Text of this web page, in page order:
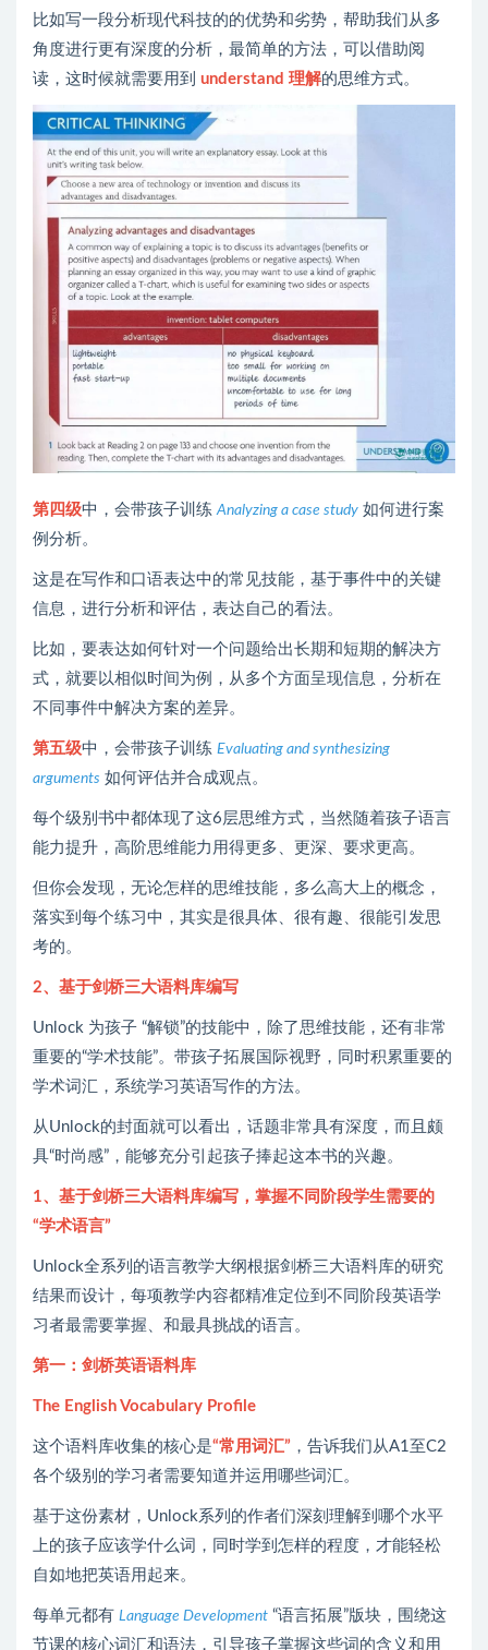
比如写一段分析现代科技的的优势和劣势，帮助我们从多
角度进行更有深度的分析，最简单的方法，可以借助阅
读，这时候就需要用到 understand 理解的思维方式。
第四级中，会带孩子训练 Analyzing a case study 如何进行案
例分析。
这是在写作和口语表达中的常见技能，基于事件中的关键
信息，进行分析和评估，表达自己的看法。
比如，要表达如何针对一个问题给出长期和短期的解决方
式，就要以相似时间为例，从多个方面呈现信息，分析在
不同事件中解决方案的差异。
第五级中，会带孩子训练 Evaluating and synthesizing
arguments 如何评估并合成观点。
每个级别书中都体现了这6层思维方式，当然随着孩子语言
能力提升，高阶思维能力用得更多、更深、要求更高。
但你会发现，无论怎样的思维技能，多么高大上的概念，
落实到每个练习中，其实是很具体、很有趣、很能引发思
考的。
2、 基于剑桥三大语料库编写
Unlock 为孩子 “解锁”的技能中，除了思维技能，还有非常
重要的“学术技能”。带孩子拓展国际视野，同时积累重要的
学术词汇，系统学习英语写作的方法。
从Unlock的封面就可以看出，话题非常具有深度，而且颇
具“时尚感”，能够充分引起孩子捧起这本书的兴趣。
1、基于剑桥三大语料库编写，掌握不同阶段学生需要的
“学术语言”
Unlock全系列的语言教学大纲根据剑桥三大语料库的研究
结果而设计，每项教学内容都精准定位到不同阶段英语学
习者最需要掌握、和最具挑战的语言。
第一：剑桥英语语料库
The English Vocabulary Profile
这个语料库收集的核心是“常用词汇” ，告诉我们从A1至C2
各个级别的学习者需要知道并运用哪些词汇。
基于这份素材，Unlock系列的作者们深刻理解到哪个水平
上的孩子应该学什么词，同时学到怎样的程度，才能轻松
自如地把英语用起来。
每单元都有 Language Development “语言拓展”版块，围绕这
节课的核心词汇和语法，引导孩子掌握这些词的含义和用